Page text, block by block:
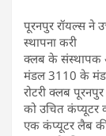
पूरनपुर रॉयल्स ने
स्थापना करी
क्लब के संस्थापक
मंडल 3110 के
रोटरी क्लब
को उचित कंप्यूटर
एक कंप्यूटर लैब की